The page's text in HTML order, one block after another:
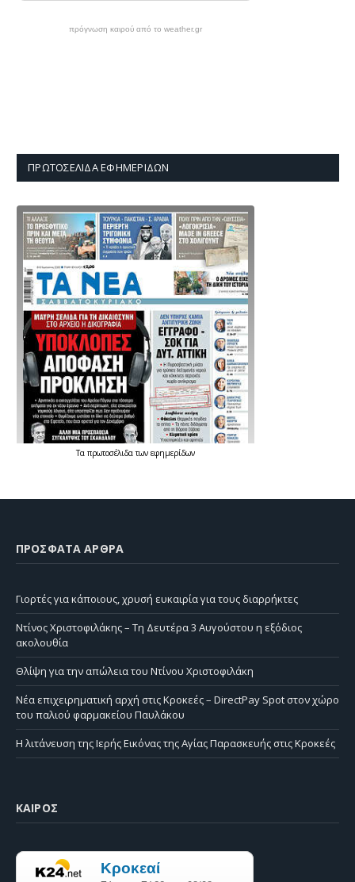
πρόγνωση καιρού από το weather.gr
ΠΡΩΤΟΣΈΛΙΔΑ ΕΦΗΜΕΡΊΔΩΝ
Τα πρωτοσέλιδατων εφημερίδων
ΠΡΌΣΦΑΤΑ ΆΡΘΡΑ
Γιορτές για κάποιους, χρυσή ευκαιρία για τους διαρρήκτες
Ντίνος Χριστοφιλάκης – Τη Δευτέρα 3 Αυγούστου η εξόδιος
ακολουθία
Θλίψη για την απώλεια του Ντίνου Χριστοφιλάκη
Νέα επιχειρηματική αρχή στις Κροκεές – DirectPay Spot στον χώρο
του παλιού φαρμακείου Παυλάκου
Η λιτάνευση της Ιερής Εικόνας της Αγίας Παρασκευής στις Κροκεές
ΚΑΙΡΌΣ